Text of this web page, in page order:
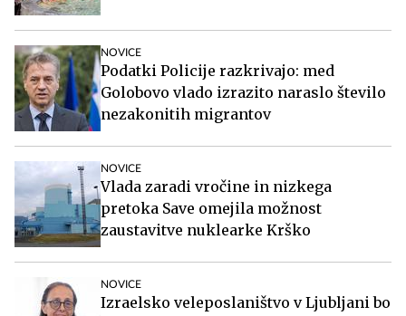
NOVICE
Podatki Policije razkrivajo: med
Golobovo vlado izrazito naraslo število
nezakonitih migrantov
NOVICE
Vlada zaradi vročine in nizkega
pretoka Save omejila možnost
zaustavitve nuklearke Krško
NOVICE
Izraelsko veleposlaništvo v Ljubljani bo